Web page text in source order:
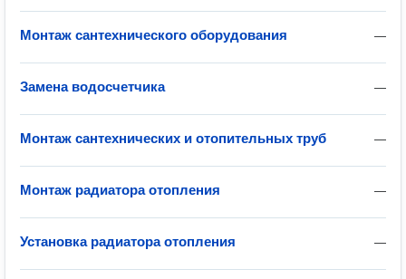
—
Монтаж сантехнического оборудования
—
Замена водосчетчика
—
Монтаж сантехнических и отопительных труб
—
Монтаж радиатора отопления
—
Установка радиатора отопления